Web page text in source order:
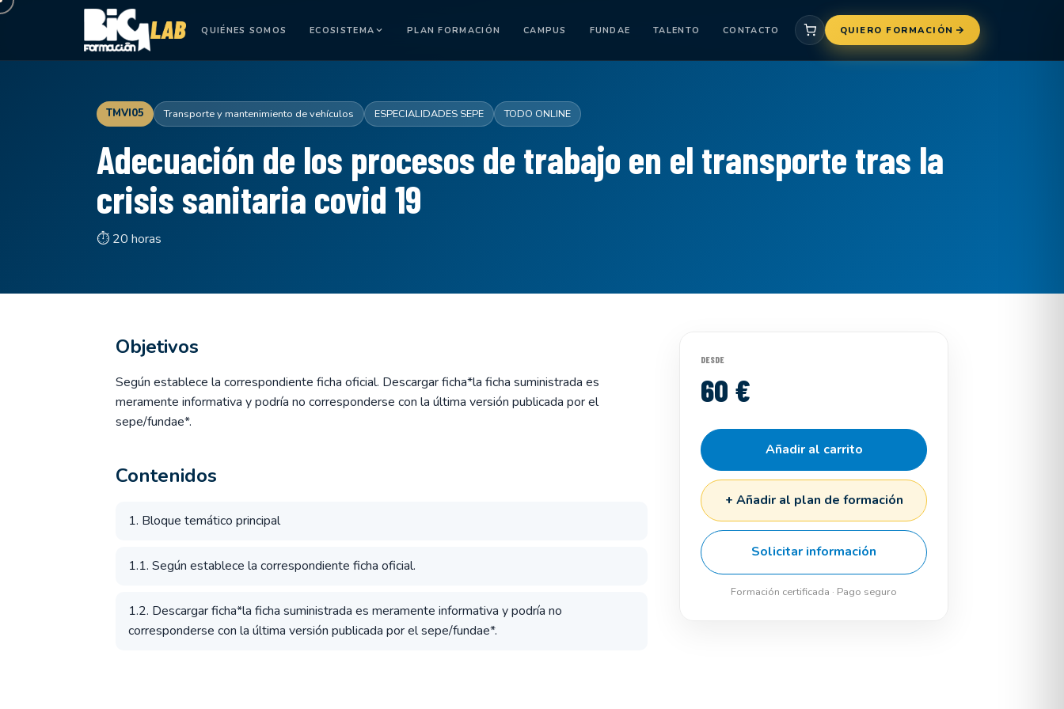
QUIÉNES SOMOS ECOSISTEMA PLAN FORMACIÓN CAMPUS FUNDAE TALENTO CONTACTO QUIERO FORMACIÓN
TMVI05 Transporte y mantenimiento de vehículos ESPECIALIDADES SEPE TODO ONLINE
Adecuación de los procesos de trabajo en el transporte tras la
crisis sanitaria covid 19
⏱ 20 horas
Objetivos
Según establece la correspondiente ficha oficial. Descargar ficha*la ficha suministrada es
meramente informativa y podría no corresponderse con la última versión publicada por el
sepe/fundae*.
Contenidos
1. Bloque temático principal
1.1. Según establece la correspondiente ficha oficial.
1.2. Descargar ficha*la ficha suministrada es meramente informativa y podría no
corresponderse con la última versión publicada por el sepe/fundae*.
DESDE
60 €
Añadir al carrito
+ Añadir al plan de formación
Solicitar información
Formación certificada · Pago seguro